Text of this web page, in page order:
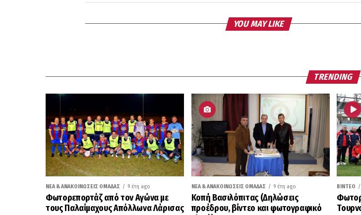
YOU MAY LIKE
TRENDING
ΝΈΑ & ΑΝΑΚΟΙΝΏΣΕΙΣ ΟΜΆΔΑΣ 9 έτη ago
Φωτορεπορτάζ από τον Αγώνα με
τους Παλαίμαχους Απόλλωνα Λάρισας
ΝΈΑ & ΑΝΑΚΟΙΝΏΣΕΙΣ ΟΜΆΔΑΣ 9 έτη ago
Κοπή Βασιλόπιτας (Δηλώσεις
προέδρου, βίντεο και φωτογραφικό
ΒΊΝΤΕΟ